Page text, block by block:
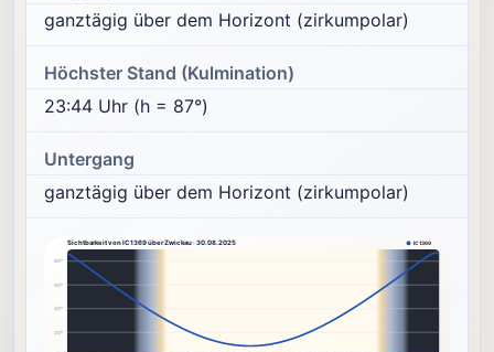
ganztägig über dem Horizont (zirkumpolar)
Höchster Stand (Kulmination)
23:44 Uhr (h = 87°)
Untergang
ganztägig über dem Horizont (zirkumpolar)
20°
40°
60°
80°
Sichtbarkeit von IC1369 über Zwickau · 30.08.2025 IC1369